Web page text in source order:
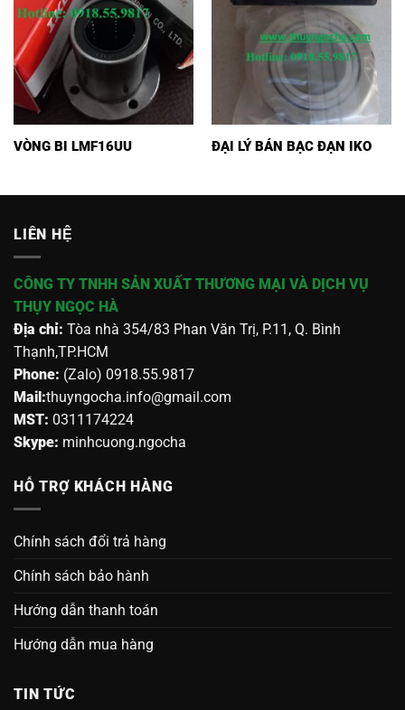
VÒNG BI LMF16UU ĐẠI LÝ BÁN BẠC ĐẠN IKO
LIÊN HỆ
CÔNG TY TNHH SẢN XUẤT THƯƠNG MẠI VÀ DỊCH VỤ
THỤY NGỌC HÀ
Địa chỉ: Tòa nhà 354/83 Phan Văn Trị, P.11, Q. Bình
Thạnh,TP.HCM
Phone: (Zalo) 0918.55.9817
Mail:thuyngocha.info@gmail.com
MST: 0311174224
Skype: minhcuong.ngocha
HỖ TRỢ KHÁCH HÀNG
Chính sách đổi trả hàng
Chính sách bảo hành
Hướng dẫn thanh toán
Hướng dẫn mua hàng
TIN TỨC